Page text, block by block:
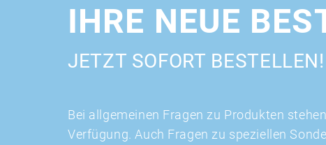
IHRE NEUE
JETZT SOFORT BESTELLEN!
Bei allgemeinen Fragen zu Produkten
Verfügung. Auch Fragen zu speziellen